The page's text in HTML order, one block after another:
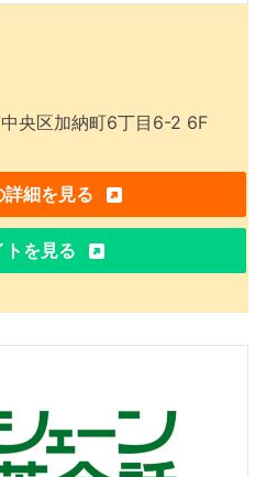
央区加納町6丁目6-2 6F
詳細を見る
トを見る